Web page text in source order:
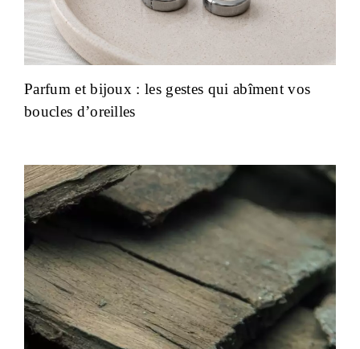
Parfum et bijoux : les gestes qui abîment vos
boucles d’oreilles